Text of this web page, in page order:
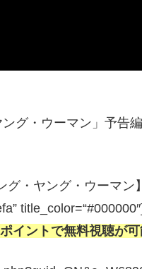
グ・ウーマン」予告
グ・ヤング・ウーマ
イントで無料視聴が可